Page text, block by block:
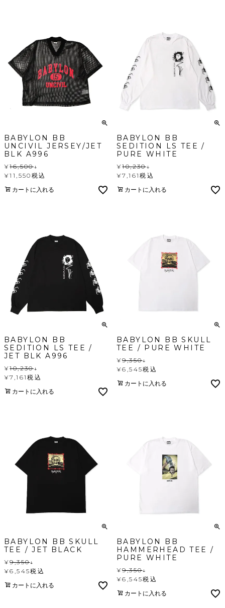
BABYLON BB
UNCIVIL JERSEY/JET
BLK A996
¥16,500↓
¥11,550 税込
カートに入れる
BABYLON BB
SEDITION LS TEE /
PURE WHITE
¥10,230↓
¥7,161税込
カートに入れる
BABYLON BB
SEDITION LS TEE /
JET BLK A996
¥10,230↓
¥7,161税込
カートに入れる
BABYLON BB SKULL
TEE / PURE WHITE
¥9,350↓
¥6,545税込
カートに入れる
BABYLON BB SKULL
TEE / JET BLACK
¥9,350↓
¥6,545税込
カートに入れる
BABYLON BB
HAMMERHEAD TEE /
PURE WHITE
¥9,350↓
¥6,545税込
カートに入れる